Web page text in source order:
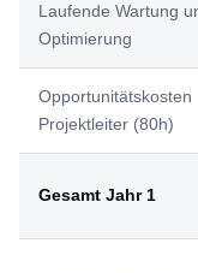
Laufende Wartung
Optimierung
Opportunitätskosten
Projektleiter (80h)
Gesamt Jahr 1